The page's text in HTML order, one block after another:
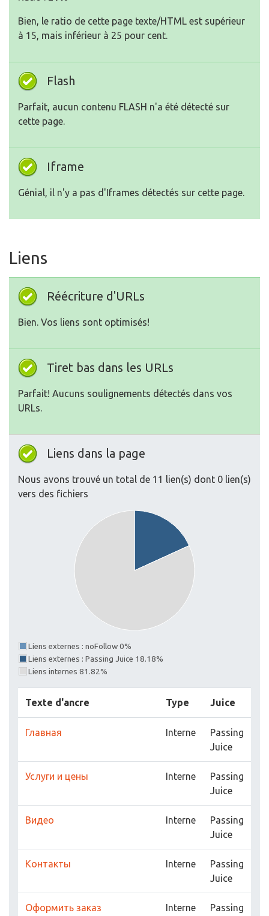
Bien, le ratio de cette page texte/HTML est supérieur
à 15, mais inférieur à 25 pour cent.
Flash
Parfait, aucun contenu FLASH n'a été détecté sur
cette page.
Iframe
Génial, il n'y a pas d'Iframes détectés sur cette page.
Liens
Réécriture d'URLs
Bien. Vos liens sont optimisés!
Tiret bas dans les URLs
Parfait! Aucuns soulignements détectés dans vos
URLs.
Liens dans la page
Nous avons trouvé un total de 11 lien(s) dont 0 lien(s)
vers des fichiers
Liens externes : noFollow 0%
Liens externes : Passing Juice 18.18%
Liens internes 81.82%
Texte d'ancre Type Juice
Главная Interne
Passing
Juice
Услуги и цены Interne
Passing
Juice
Видео Interne
Passing
Juice
Контакты Interne
Passing
Juice
Оформить заказ Interne
Passing